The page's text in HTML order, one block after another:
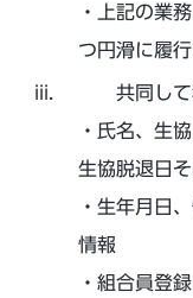
・上記の業
つ円滑に履
共同し
・氏名、生
生協脱退日
・生年月日
情報
・組合員登